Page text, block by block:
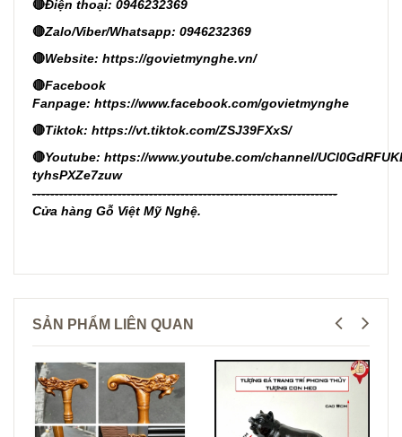
🔴Điện thoại: 0946232369
🔴Zalo/Viber/Whatsapp: 0946232369
🔴Website: https://govietmynghe.vn/
🔴Facebook
Fanpage: https://www.facebook.com/govietmynghe
🔴Tiktok: https://vt.tiktok.com/ZSJ39FXxS/
🔴Youtube: https://www.youtube.com/channel/
tyhsPXZe7zuw
--------------------------------------------------------------------
Cửa hàng Gỗ Việt Mỹ Nghệ.
SẢN PHẨM LIÊN QUAN